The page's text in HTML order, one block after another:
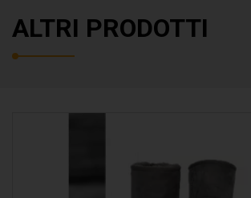
ALTRI PRODOTTI